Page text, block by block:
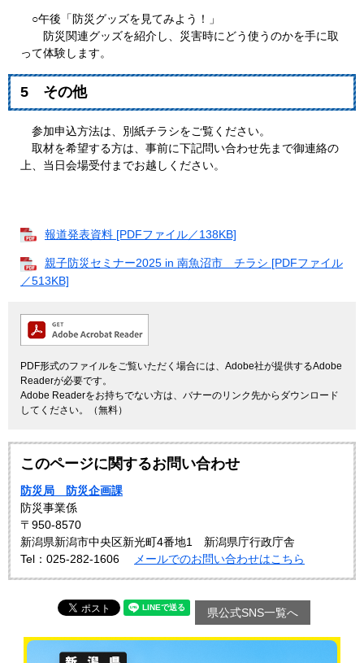
○午後「防災グッズを見てみよう！」
防災関連グッズを紹介し、災害時にどう使うのかを手に取
って体験します。
5 その他
参加申込方法は、別紙チラシをご覧ください。
取材を希望する方は、事前に下記問い合わせ先まで御連絡の
上、当日会場受付までお越しください。
報道発表資料 [PDFファイル／138KB]
親子防災セミナー2025 in 南魚沼市 チラシ [PDFファイル
／513KB]
PDF形式のファイルをご覧いただく場合には、Adobe社が提供するAdobe
Readerが必要です。
Adobe Readerをお持ちでない方は、バナーのリンク先からダウンロード
してください。（無料）
このページに関するお問い合わせ
防災局 防災企画課
防災事業係
〒950-8570
新潟県新潟市中央区新光町4番地1 新潟県庁行政庁舎
Tel：025-282-1606
メールでのお問い合わせはこちら
県公式SNS一覧へ